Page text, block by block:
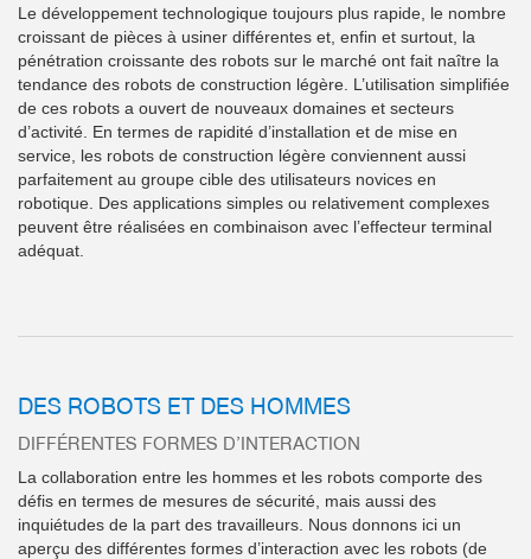
Le développement technologique toujours plus rapide, le nombre
croissant de pièces à usiner différentes et, enfin et surtout, la
pénétration croissante des robots sur le marché ont fait naître la
tendance des robots de construction légère. L’utilisation simplifiée
de ces robots a ouvert de nouveaux domaines et secteurs
d’activité. En termes de rapidité d’installation et de mise en
service, les robots de construction légère conviennent aussi
parfaitement au groupe cible des utilisateurs novices en
robotique. Des applications simples ou relativement complexes
peuvent être réalisées en combinaison avec l’effecteur terminal
adéquat.
DES ROBOTS ET DES HOMMES
DIFFÉRENTES FORMES D’INTERACTION
La collaboration entre les hommes et les robots comporte des
défis en termes de mesures de sécurité, mais aussi des
inquiétudes de la part des travailleurs. Nous donnons ici un
aperçu des différentes formes d’interaction avec les robots (de